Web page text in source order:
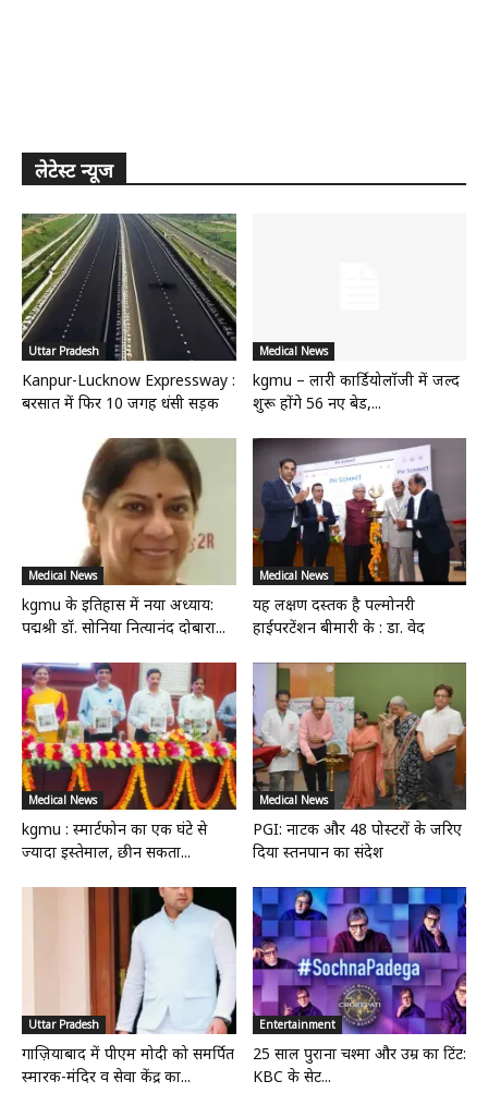
लेटेस्ट न्यूज
Uttar Pradesh
Kanpur-Lucknow Expressway :
बरसात में फिर 10 जगह धंसी सड़क
Medical News
kgmu – लारी कार्डियोलॉजी में जल्द
शुरू होंगे 56 नए बेड,...
Medical News
kgmu के इतिहास में नया अध्याय:
पद्मश्री डॉ. सोनिया नित्यानंद दोबारा...
Medical News
यह लक्षण दस्तक है पल्मोनरी
हाईपरटेंशन बीमारी के : डा. वेद
Medical News
kgmu : स्मार्टफोन का एक घंटे से
ज्यादा इस्तेमाल, छीन सकता...
Medical News
PGI: नाटक और 48 पोस्टरों के जरिए
दिया स्तनपान का संदेश
Uttar Pradesh
गाज़ियाबाद में पीएम मोदी को समर्पित
स्मारक-मंदिर व सेवा केंद्र का...
Entertainment
25 साल पुराना चश्मा और उम्र का टिंट:
KBC के सेट...